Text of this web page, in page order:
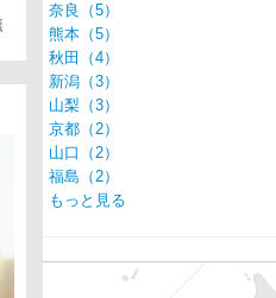
奈良（5）
熊本（5）
秋田（4）
新潟（3）
山梨（3）
京都（2）
山口（2）
福島（2）
もっと見る